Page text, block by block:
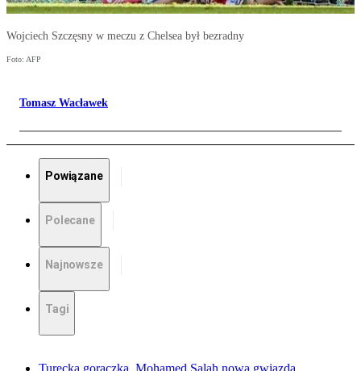
Wojciech Szczęsny w meczu z Chelsea był bezradny
Foto: AFP
Tomasz Wacławek
Powiązane
Polecane
Najnowsze
Tagi
Turecka gorączka. Mohamed Salah nową gwiazdą